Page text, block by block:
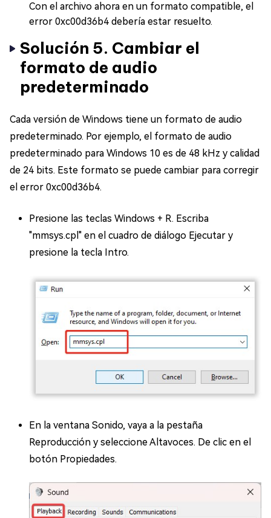
Con el archivo ahora en un formato compatible, el
error 0xc00d36b4 debería estar resuelto.
Solución 5. Cambiar el
formato de audio
predeterminado
Cada versión de Windows tiene un formato de audio
predeterminado. Por ejemplo, el formato de audio
predeterminado para Windows 10 es de 48 kHz y calidad
de 24 bits. Este formato se puede cambiar para corregir
el error 0xc00d36b4.
Presione las teclas Windows + R. Escriba
"mmsys.cpl" en el cuadro de diálogo Ejecutar y
presione la tecla Intro.
En la ventana Sonido, vaya a la pestaña
Reproducción y seleccione Altavoces. De clic en el
botón Propiedades.